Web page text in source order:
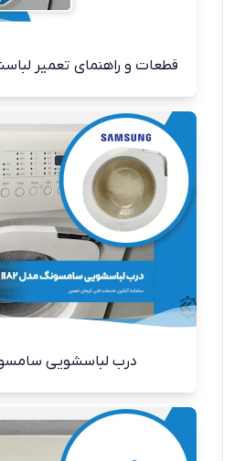
قطعات و راهنمای تعمیر
درب لباسشویی